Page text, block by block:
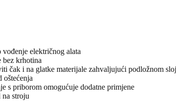
vođenje električnog alata
bez krhotina
čak i na glatke materijale zahvaljujući podložnom
oštećenja
s priborom omogućuje dodatne primjene
na stroju